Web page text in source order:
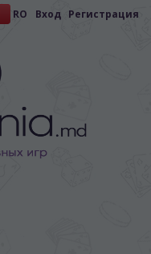
RO Вход Регистрация